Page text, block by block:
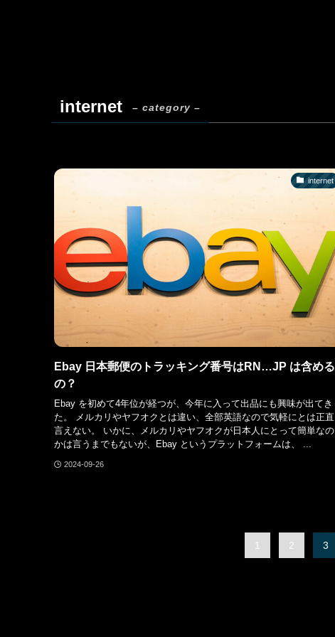
internet – category –
internet
Ebay 日本郵便のトラッキング番号はRN…JP は含める
の？
Ebay を初めて4年位が経つが、今年に入って出品にも興味が出てき
た。 メルカリやヤフオクとは違い、全部英語なので気軽にとは正直
言えない。 いかに、メルカリやヤフオクが日本人にとって簡単なの
かは言うまでもないが、Ebay というプラットフォームは、 ...
2024-09-26
1 2 3